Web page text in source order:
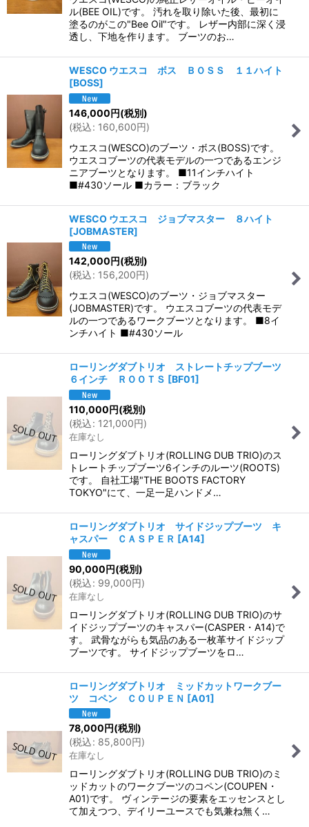
ル(BEE OIL)です。 汚れを取り除いた後、最初に
塗るのがこの"Bee Oil"です。 レザー内部に深く浸
透し、下地を作ります。 ブーツのお…
WESCO ウエスコ ボス ＢＯＳＳ １１ハイト
[BOSS]
146,000円(税別)
(税込: 160,600円)
ウエスコ(WESCO)のブーツ・ボス(BOSS)です。
ウエスコブーツの代表モデルの一つであるエンジ
ニアブーツとなります。 ■11インチハイト
■#430ソール ■カラー：ブラック
WESCO ウエスコ ジョブマスター ８ハイト
[JOBMASTER]
142,000円(税別)
(税込: 156,200円)
ウエスコ(WESCO)のブーツ・ジョブマスター
(JOBMASTER)です。 ウエスコブーツの代表モデ
ルの一つであるワークブーツとなります。 ■8イ
ンチハイト ■#430ソール
ローリングダブトリオ ストレートチップブーツ
６インチ ＲＯＯＴＳ [BF01]
110,000円(税別)
(税込: 121,000円)
在庫なし
ローリングダブトリオ(ROLLING DUB TRIO)のス
トレートチップブーツ6インチのルーツ(ROOTS)
です。 自社工場"THE BOOTS FACTORY
TOKYO"にて、一足一足ハンドメ…
ローリングダブトリオ サイドジップブーツ キ
ャスパー ＣＡＳＰＥＲ [A14]
90,000円(税別)
(税込: 99,000円)
在庫なし
ローリングダブトリオ(ROLLING DUB TRIO)のサ
イドジップブーツのキャスパー(CASPER・A14)で
す。 武骨ながらも気品のある一枚革サイドジップ
ブーツです。 サイドジップブーツをロ…
ローリングダブトリオ ミッドカットワークブー
ツ コペン ＣＯＵＰＥＮ [A01]
78,000円(税別)
(税込: 85,800円)
在庫なし
ローリングダブトリオ(ROLLING DUB TRIO)のミ
ッドカットのワークブーツのコペン(COUPEN・
A01)です。 ヴィンテージの要素をエッセンスとし
て加えつつ、デイリーユースでも気兼ね無く…